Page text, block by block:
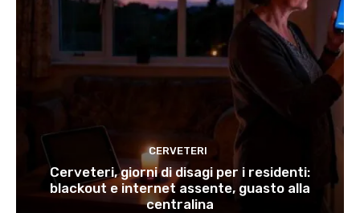
CERVETERI
Cerveteri, giorni di disagi per i residenti:
blackout e internet assente, guasto alla
centralina